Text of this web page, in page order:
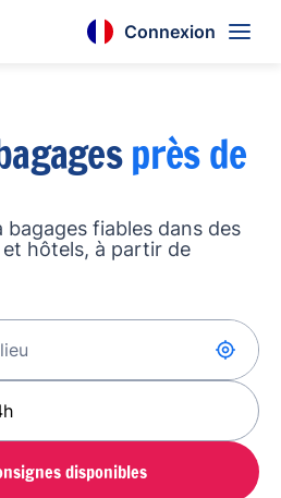
Connexion
près de
bagages fiables dans des
hôtels, à partir de
disponibles